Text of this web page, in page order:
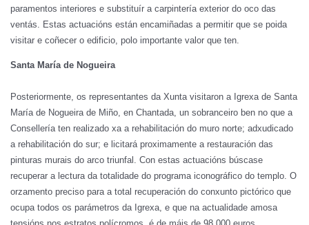
paramentos interiores e substituír a carpintería exterior do oco das
ventás. Estas actuacións están encamiñadas a permitir que se poida
visitar e coñecer o edificio, polo importante valor que ten.
Santa María de Nogueira
Posteriormente, os representantes da Xunta visitaron a Igrexa de Santa
María de Nogueira de Miño, en Chantada, un sobranceiro ben no que a
Consellería ten realizado xa a rehabilitación do muro norte; adxudicado
a rehabilitación do sur; e licitará proximamente a restauración das
pinturas murais do arco triunfal. Con estas actuacións búscase
recuperar a lectura da totalidade do programa iconográfico do templo. O
orzamento preciso para a total recuperación do conxunto pictórico que
ocupa todos os parámetros da Igrexa, e que na actualidade amosa